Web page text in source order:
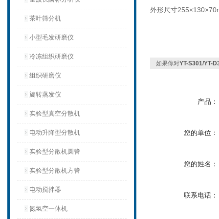
茶叶筛分机
小型毛发研磨仪
冷冻组织研磨仪
组织研磨仪
旋转蒸发仪
实验型真空分散机
电动升降型分散机
实验型分散机圆管
实验型分散机方管
电动搅拌器
氮氢空一体机
外形尺寸255×130×70
如果你对YT-S301/YT-
产品：
您的单位：
您的姓名：
联系电话：